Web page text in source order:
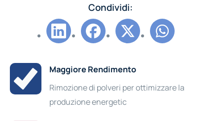
Condividi:
Maggiore Rendimento
Rimozione di polveri per ottimizzare la
produzione energetic